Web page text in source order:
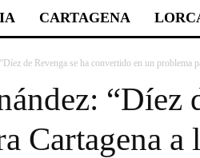
CARTAGENA
de Revenga se ha convertido en un problema
“Díez
Cartagena